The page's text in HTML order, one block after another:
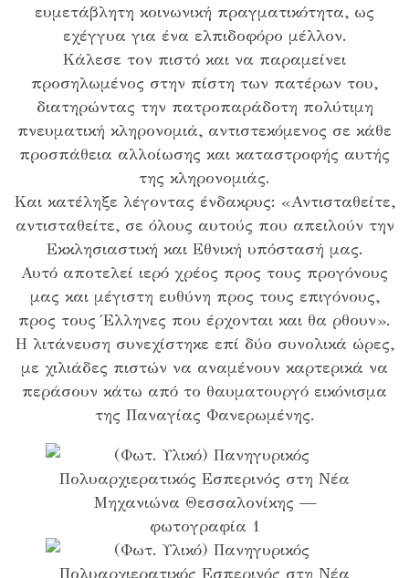
ευμετάβλητη κοινωνική πραγματικότητα, ως
εχέγγυα για ένα ελπιδοφόρο μέλλον.
Κάλεσε τον πιστό και να παραμείνει
προσηλωμένος στην πίστη των πατέρων του,
διατηρώντας την πατροπαράδοτη πολύτιμη
πνευματική κληρονομιά, αντιστεκόμενος σε κάθε
προσπάθεια αλλοίωσης και καταστροφής αυτής
της κληρονομιάς.
Και κατέληξε λέγοντας ένδακρυς: «Αντισταθείτε,
αντισταθείτε, σε όλους αυτούς που απειλούν την
Εκκλησιαστική και Εθνική υπόστασή μας.
Αυτό αποτελεί ιερό χρέος προς τους προγόνους
μας και μέγιστη ευθύνη προς τους επιγόνους,
προς τους Έλληνες που έρχονται και θα ρθουν».
Η λιτάνευση συνεχίστηκε επί δύο συνολικά ώρες,
με χιλιάδες πιστών να αναμένουν καρτερικά να
περάσουν κάτω από το θαυματουργό εικόνισμα
της Παναγίας Φανερωμένης.